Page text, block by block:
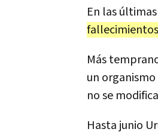
En las últimas
fallecimientos
Más
un
no se
Hasta junio